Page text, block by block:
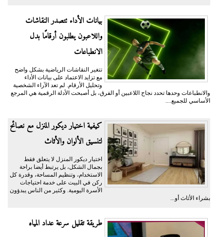
بيانات الأداء تتصدر النقاشات
واللاعبون يطلبون أرقامًا بدل
الانطباعات
تتغير النقاشات الرياضية بشكل واضح
مع تزايد الاعتماد على بيانات الأداء
وتحليل الأرقام. لم تعد الآراء الشخصية
والانطباعات وحدها تحدد نجاح اللاعبين أو الفرق، بل أصبحت الأدلة الرقمية هي المرجع
الأساسي للجميع....
كيفية اختيار ديكور المنزل مع نصائح
لتنسيق الألوان والأثاث
اختيار ديكور المنزل لا يتعلق فقط
بجمال الشكل، بل يرتبط أيضا براحة
الاستخدام، وتنظيم المساحة، وقدرة كل
ركن في البيت على خدمة احتياجات
الأسرة اليومية. وكثير من الناس يبدؤون
بشراء الأثاث أو...
طريقة تقليل سرعة عداد المياه